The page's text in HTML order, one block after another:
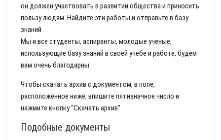
он должен участвовать в развитии общества и приносить
пользу людям. Найдите эти работы и отправьте в базу
знаний.
Мы и все студенты, аспиранты, молодые ученые,
использующие базу знаний в своей учебе и работе, будем
вам очень благодарны.
Чтобы скачать архив с документом, в поле,
расположенное ниже, впишите пятизначное число и
нажмите кнопку "Скачать архив"
Подобные документы